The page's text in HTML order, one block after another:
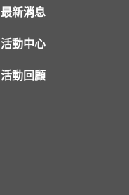
最新消息
活動中心
活動回顧